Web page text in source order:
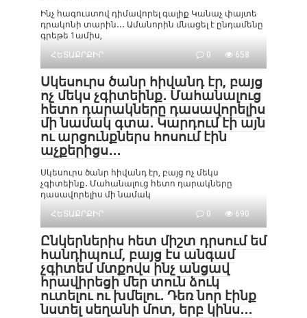
Ինչ հագուստով դիմավորել գալիք Կանաչ փայտե
դրակոնի տարին․․․ Ամանորին մնացել է ընդամենը
գրեթե 1ամիս,
ՀԵՏԱՔՐՔԻՐ
0 658
Սկեսուրս ծանր հիվանդ էր, բայց
ոչ մեկս չգիտեինք․ Մահանալուց
հետո դարակները դասավորելիս
մի նամակ գտա․ Կարդում էի այն
ու արցունքներս հոսում էին
աչքերիցս․․․
Սկեսուրս ծանր հիվանդ էր, բայց ոչ մեկս
չգիտեինք․ Մահանալուց հետո դարակները
դասավորելիս մի նամակ
ՀԵՏԱՔՐՔԻՐ
0 690
Ընկերներիս հետ միշտ դրսում եմ
հանդիպում, բայց էս անգամ
չգիտեմ մտքովս ինչ անցավ
հրավիրեցի մեր տուն ձուկ
ուտելու ու խմելու․ Դեռ նոր էինք
նստել սեղանի մոտ, երբ կինս․․․